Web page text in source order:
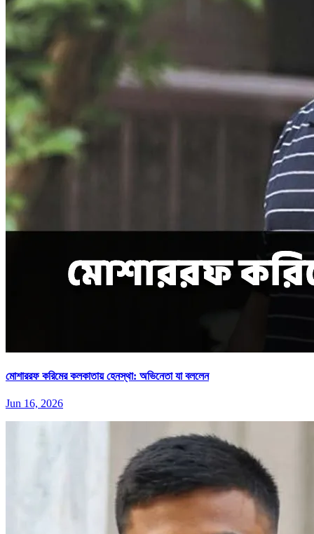
মোশাররফ করিমের কলকাতায় হেনস্থা: অভিনেতা যা বললেন
Jun 16, 2026